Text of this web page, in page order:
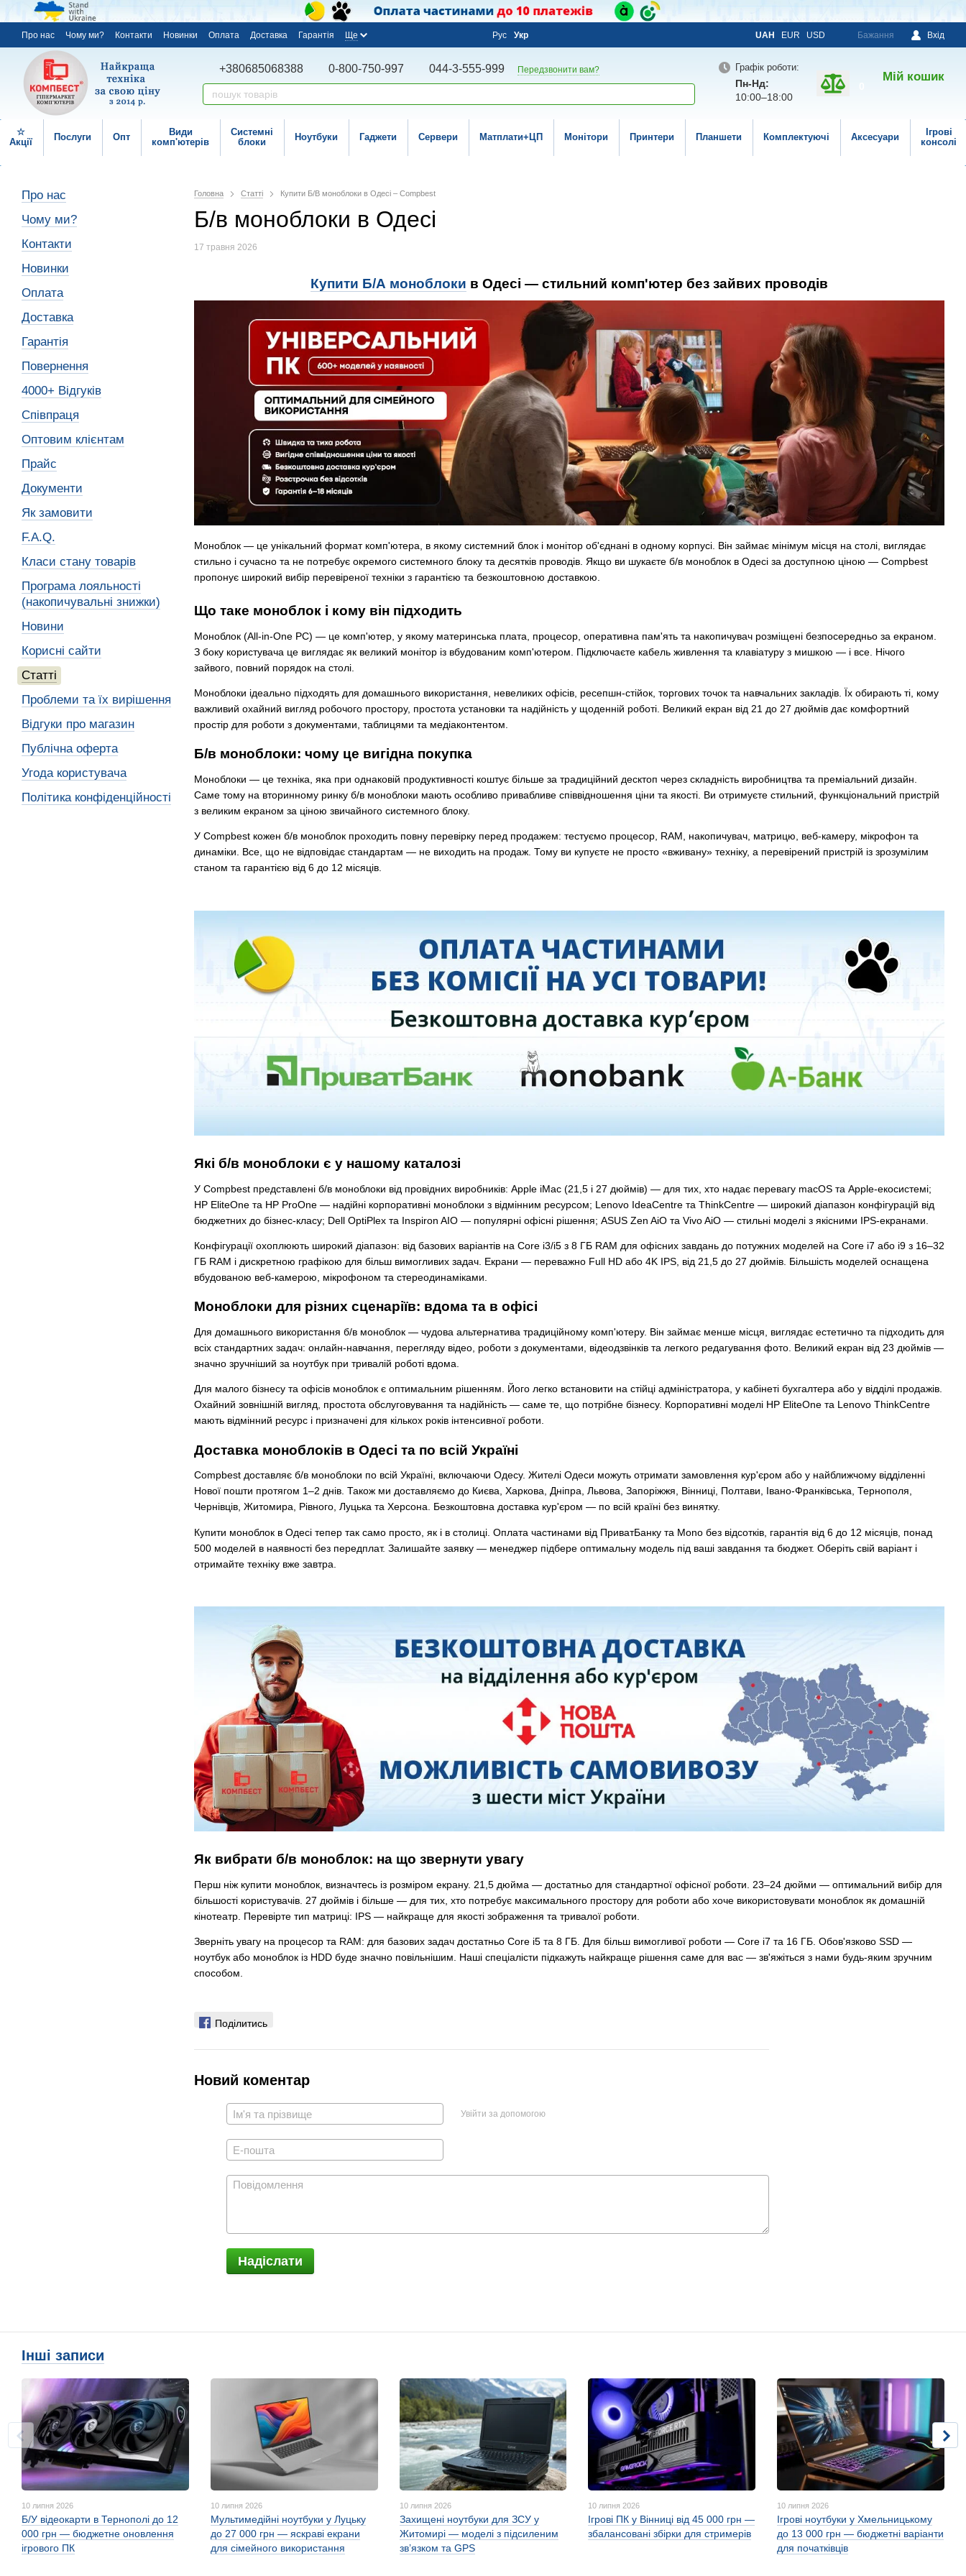
Про нас Чому ми? Контакти Новинки Оплата Доставка Гарантія Ще Рус Укр UAH EUR USD Бажання Вхід
+380685068388 0-800-750-997 044-3-555-999 Передзвонити вам? Графік роботи:
Пн-Нд:
10:00–18:00
Мій кошик
☆
Акції
Послуги Опт
Види
комп'ютерів
Системні
блоки
Ноутбуки Гаджети Сервери Матплати+ЦП Монітори Принтери Планшети Комплектуючі Аксесуари
Ігрові
консолі
Головна Статті Купити Б/В моноблоки в Одесі – Compbest
Б/в моноблоки в Одесі
17 травня 2026
Купити Б/А моноблоки в Одесі — стильний комп'ютер без зайвих проводів
Моноблок — це унікальний формат комп'ютера, в якому системний блок і монітор об'єднані в одному корпусі. Він займає мінімум місця на столі, виглядає
стильно і сучасно та не потребує окремого системного блоку та десятків проводів. Якщо ви шукаєте б/в моноблок в Одесі за доступною ціною — Compbest
пропонує широкий вибір перевіреної техніки з гарантією та безкоштовною доставкою.
Що таке моноблок і кому він підходить
Моноблок (All-in-One PC) — це комп'ютер, у якому материнська плата, процесор, оперативна пам'ять та накопичувач розміщені безпосередньо за екраном.
З боку користувача це виглядає як великий монітор із вбудованим комп'ютером. Підключаєте кабель живлення та клавіатуру з мишкою — і все. Нічого
зайвого, повний порядок на столі.
Моноблоки ідеально підходять для домашнього використання, невеликих офісів, ресепшн-стійок, торгових точок та навчальних закладів. Їх обирають ті, кому
важливий охайний вигляд робочого простору, простота установки та надійність у щоденній роботі. Великий екран від 21 до 27 дюймів дає комфортний
простір для роботи з документами, таблицями та медіаконтентом.
Б/в моноблоки: чому це вигідна покупка
Моноблоки — це техніка, яка при однаковій продуктивності коштує більше за традиційний десктоп через складність виробництва та преміальний дизайн.
Саме тому на вторинному ринку б/в моноблоки мають особливо привабливе співвідношення ціни та якості. Ви отримуєте стильний, функціональний пристрій
з великим екраном за ціною звичайного системного блоку.
У Compbest кожен б/в моноблок проходить повну перевірку перед продажем: тестуємо процесор, RAM, накопичувач, матрицю, веб-камеру, мікрофон та
динаміки. Все, що не відповідає стандартам — не виходить на продаж. Тому ви купуєте не просто «вживану» техніку, а перевірений пристрій із зрозумілим
станом та гарантією від 6 до 12 місяців.
Які б/в моноблоки є у нашому каталозі
У Compbest представлені б/в моноблоки від провідних виробників: Apple iMac (21,5 і 27 дюймів) — для тих, хто надає перевагу macOS та Apple-екосистемі;
HP EliteOne та HP ProOne — надійні корпоративні моноблоки з відмінним ресурсом; Lenovo IdeaCentre та ThinkCentre — широкий діапазон конфігурацій від
бюджетних до бізнес-класу; Dell OptiPlex та Inspiron AIO — популярні офісні рішення; ASUS Zen AiO та Vivo AiO — стильні моделі з якісними IPS-екранами.
Конфігурації охоплюють широкий діапазон: від базових варіантів на Core i3/i5 з 8 ГБ RAM для офісних завдань до потужних моделей на Core i7 або i9 з 16–32
ГБ RAM і дискретною графікою для більш вимогливих задач. Екрани — переважно Full HD або 4K IPS, від 21,5 до 27 дюймів. Більшість моделей оснащена
вбудованою веб-камерою, мікрофоном та стереодинаміками.
Моноблоки для різних сценаріїв: вдома та в офісі
Для домашнього використання б/в моноблок — чудова альтернатива традиційному комп'ютеру. Він займає менше місця, виглядає естетично та підходить для
всіх стандартних задач: онлайн-навчання, перегляду відео, роботи з документами, відеодзвінків та легкого редагування фото. Великий екран від 23 дюймів —
значно зручніший за ноутбук при тривалій роботі вдома.
Для малого бізнесу та офісів моноблок є оптимальним рішенням. Його легко встановити на стійці адміністратора, у кабінеті бухгалтера або у відділі продажів.
Охайний зовнішній вигляд, простота обслуговування та надійність — саме те, що потрібне бізнесу. Корпоративні моделі HP EliteOne та Lenovo ThinkCentre
мають відмінний ресурс і призначені для кількох років інтенсивної роботи.
Доставка моноблоків в Одесі та по всій Україні
Compbest доставляє б/в моноблоки по всій Україні, включаючи Одесу. Жителі Одеси можуть отримати замовлення кур'єром або у найближчому відділенні
Нової пошти протягом 1–2 днів. Також ми доставляємо до Києва, Харкова, Дніпра, Львова, Запоріжжя, Вінниці, Полтави, Івано-Франківська, Тернополя,
Чернівців, Житомира, Рівного, Луцька та Херсона. Безкоштовна доставка кур'єром — по всій країні без винятку.
Купити моноблок в Одесі тепер так само просто, як і в столиці. Оплата частинами від ПриватБанку та Mono без відсотків, гарантія від 6 до 12 місяців, понад
500 моделей в наявності без передплат. Залишайте заявку — менеджер підбере оптимальну модель під ваші завдання та бюджет. Оберіть свій варіант і
отримайте техніку вже завтра.
Як вибрати б/в моноблок: на що звернути увагу
Перш ніж купити моноблок, визначтесь із розміром екрану. 21,5 дюйма — достатньо для стандартної офісної роботи. 23–24 дюйми — оптимальний вибір для
більшості користувачів. 27 дюймів і більше — для тих, хто потребує максимального простору для роботи або хоче використовувати моноблок як домашній
кінотеатр. Перевірте тип матриці: IPS — найкраще для якості зображення та тривалої роботи.
Зверніть увагу на процесор та RAM: для базових задач достатньо Core i5 та 8 ГБ. Для більш вимогливої роботи — Core i7 та 16 ГБ. Обов'язково SSD —
ноутбук або моноблок із HDD буде значно повільнішим. Наші спеціалісти підкажуть найкраще рішення саме для вас — зв'яжіться з нами будь-яким зручним
способом.
Поділитись
Новий коментар
Увійти за допомогою
Надіслати
Про нас
Чому ми?
Контакти
Новинки
Оплата
Доставка
Гарантія
Повернення
4000+ Відгуків
Співпраця
Оптовим клієнтам
Прайс
Документи
Як замовити
F.A.Q.
Класи стану товарів
Програма лояльності
(накопичувальні знижки)
Новини
Корисні сайти
Статті
Проблеми та їх вирішення
Відгуки про магазин
Публічна оферта
Угода користувача
Політика конфіденційності
Інші записи
10 липня 2026
Б/У відеокарти в Тернополі до 12
000 грн — бюджетне оновлення
ігрового ПК
10 липня 2026
Мультимедійні ноутбуки у Луцьку
до 27 000 грн — яскраві екрани
для сімейного використання
10 липня 2026
Захищені ноутбуки для ЗСУ у
Житомирі — моделі з підсиленим
зв’язком та GPS
10 липня 2026
Ігрові ПК у Вінниці від 45 000 грн —
збалансовані збірки для стримерів
10 липня 2026
Ігрові ноутбуки у Хмельницькому
до 13 000 грн — бюджетні варіанти
для початківців